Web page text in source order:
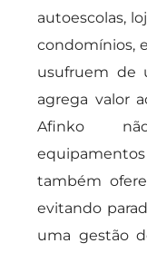
autoescolas,
condomínios,
usufruem de
agrega valor
Afinko
também
evitando
uma gestão